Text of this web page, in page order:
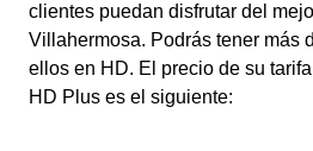
clientes puedan disfrutar del
Villahermosa. Podrás tener más
ellos en HD. El precio de su
HD Plus es el siguiente: